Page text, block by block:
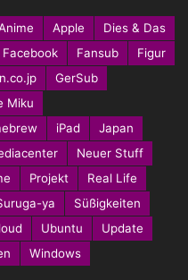
Apple
Dies & Das
Facebook Fansub
Figur
GerSub
Miku
iPad
Japan
Neuer Stuff
Projekt
Real Life
ya
Süßigkeiten
Ubuntu
Update
Windows